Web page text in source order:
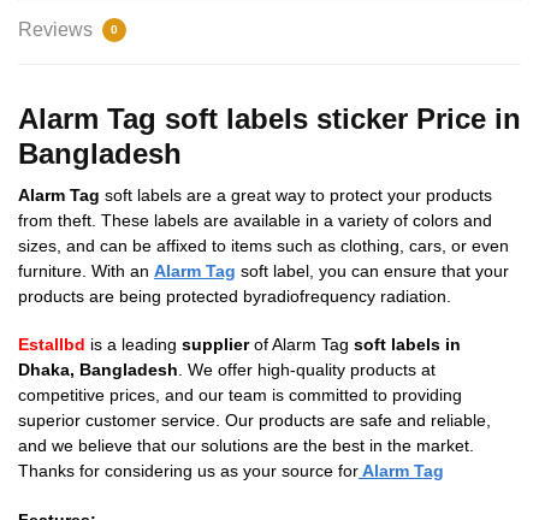
Reviews 0
Alarm Tag soft labels sticker Price in
Bangladesh
Alarm Tag soft labels are a great way to protect your products
from theft. These labels are available in a variety of colors and
sizes, and can be affixed to items such as clothing, cars, or even
furniture. With an Alarm Tag soft label, you can ensure that your
products are being protected byradiofrequency radiation.
Estallbd is a leading supplierof Alarm Tag soft labels in
Dhaka, Bangladesh. We offer high-quality products at
competitive prices, and our team is committed to providing
superior customer service. Our products are safe and reliable,
and we believe that our solutions are the best in the market.
Thanks for considering us as your source forAlarm Tag